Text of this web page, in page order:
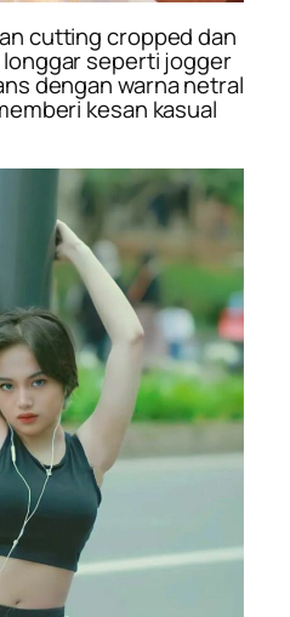
cutting cropped dan
seperti jogger
dengan warna netral
kesan kasual